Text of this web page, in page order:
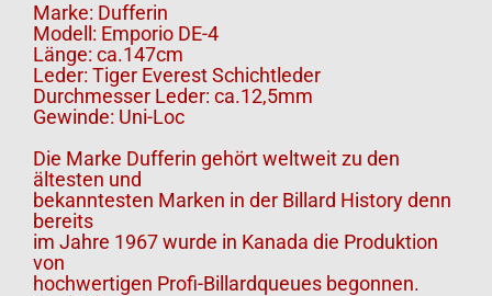
Marke: Dufferin
Modell: Emporio DE-4
Länge: ca.147cm
Leder: Tiger Everest Schichtleder
Durchmesser Leder: ca.12,5mm
Gewinde: Uni-Loc
Die Marke Dufferin gehört weltweit zu den
ältesten und
bekanntesten Marken in der Billard History denn
bereits
im Jahre 1967 wurde in Kanada die Produktion
von
hochwertigen Profi-Billardqueues begonnen.